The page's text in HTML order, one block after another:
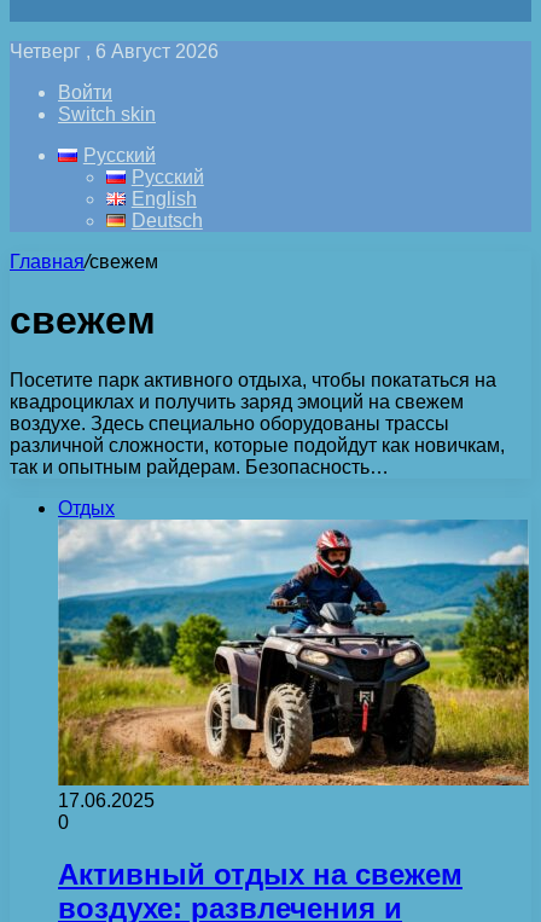
Четверг , 6 Август 2026
Войти
Switch skin
Русский
Русский
English
Deutsch
Главная/свежем
свежем
Посетите парк активного отдыха, чтобы покататься на
квадроциклах и получить заряд эмоций на свежем
воздухе. Здесь специально оборудованы трассы
различной сложности, которые подойдут как новичкам,
так и опытным райдерам. Безопасность…
Отдых
17.06.2025
0
Активный отдых на свежем
воздухе: развлечения и